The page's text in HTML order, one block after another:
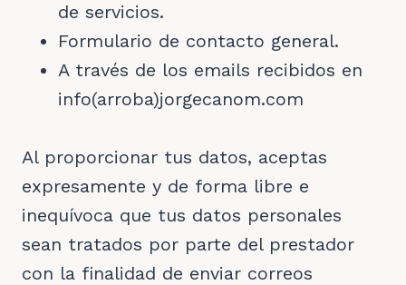
de servicios.
Formulario de contacto general.
A través de los emails recibidos en
info(arroba)jorgecanom.com
Al proporcionar tus datos, aceptas
expresamente y de forma libre e
inequívoca que tus datos personales
sean tratados por parte del prestador
con la finalidad de enviar correos